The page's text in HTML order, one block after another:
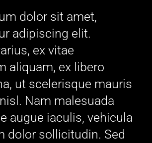
dolor sit amet,
adipiscing elit.
ex vitae
aliquam, ex libero
ut scelerisque mauris
Nam malesuada
augue iaculis, vehicula
dolor sollicitudin. Sed